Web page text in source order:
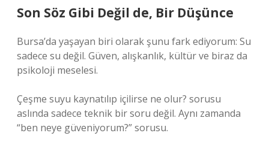
Son Söz Gibi Değil de, Bir Düşünce
Bursa’da yaşayan biri olarak şunu fark ediyorum: Su
sadece su değil. Güven, alışkanlık, kültür ve biraz da
psikoloji meselesi.
Çeşme suyu kaynatılıp içilirse ne olur? sorusu
aslında sadece teknik bir soru değil. Aynı zamanda
“ben neye güveniyorum?” sorusu.